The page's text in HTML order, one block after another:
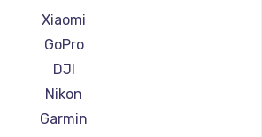
Xiaomi
GoPro
DJI
Nikon
Garmin